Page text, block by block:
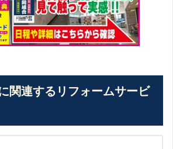
関連するリフォームサービ